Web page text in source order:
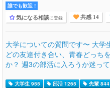
誰でも歓迎 !
気になる相談に登録 共感 14
大学についての質問です〜 大学
どの友達付き合い、青春どっち
か？ 週3の部活に入ろうか迷っ
大学生 955 部活 1265 先輩 844